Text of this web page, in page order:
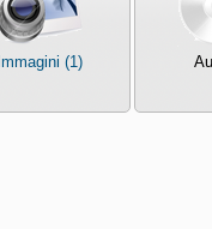
Immagini (1)